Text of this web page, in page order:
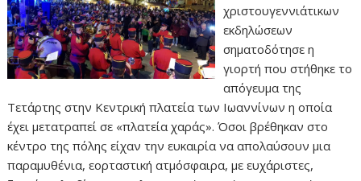
χριστουγεννιάτικων
εκδηλώσεων
σηματοδότησε η
γιορτή που στήθηκε το
απόγευμα της
Τετάρτης στην Κεντρική πλατεία των Ιωαννίνων η οποία
έχει μετατραπεί σε «πλατεία χαράς». Όσοι βρέθηκαν στο
κέντρο της πόλης είχαν την ευκαιρία να απολαύσουν μια
παραμυθένια, εορταστική ατμόσφαιρα, με ευχάριστες,